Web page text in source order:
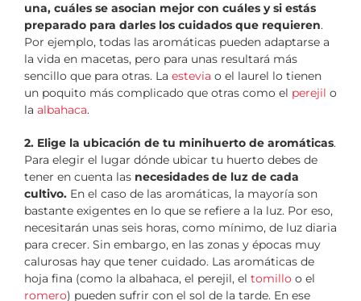
una, cuáles se asocian mejor con cuáles y si estás
preparado para darles los cuidados que requieren.
Por ejemplo, todas las aromáticas pueden adaptarse a
la vida en macetas, pero para unas resultará más
sencillo que para otras. La estevia o el laurel lo tienen
un poquito más complicado que otras como el perejil o
la albahaca.
2. Elige la ubicación de tu minihuerto de aromáticas.
Para elegir el lugar dónde ubicar tu huerto debes de
tener en cuenta las necesidades de luz de cada
cultivo. En el caso de las aromáticas, la mayoría son
bastante exigentes en lo que se refiere a la luz. Por eso,
necesitarán unas seis horas, como mínimo, de luz diaria
para crecer. Sin embargo, en las zonas y épocas muy
calurosas hay que tener cuidado. Las aromáticas de
hoja fina (como la albahaca, el perejil, el tomillo o el
romero) pueden sufrir con el sol de la tarde. En ese